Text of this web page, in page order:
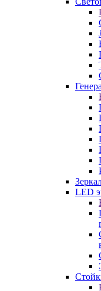
LED